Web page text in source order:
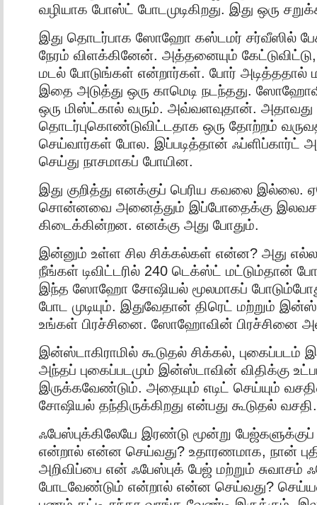
வழியாக போஸ்ட் போடமுடிகிறது. இது ஒரு
இது தொடர்பாக ஸோஹோ கஸ்டமர் சர்வீஸில்
நேரம் விளக்கினேன். அத்தனையும்
மடல் போடுங்கள் என்றார்கள். போர் அடித்ததால்
இதை அடுத்து ஒரு காமெடி நடந்தது.
ஒரு மிஸ்ட்கால் வரும். அவ்வளவுதான்.
தொடர்புகொண்டுவிட்டதாக ஒரு தோற்றம்
செய்வார்கள் போல. இப்படித்தான் ஃப்ளிப்கார்ட்
செய்து நாசமாகப் போயின.
இது குறித்து எனக்குப் பெரிய கவலை இல்லை.
சொன்னவை அனைத்தும் இப்போதைக்கு
கிடைக்கின்றன. எனக்கு அது போதும்.
இன்னும் உள்ள சில சிக்கல்கள் என்ன? அது
நீங்கள் டிவிட்டரில் 240 டெக்ஸ்ட் மட்டும்தான்
இந்த ஸோஹோ சோஷியல் மூலமாகப்
போட முடியும். இதுவேதான் திரெட் மற்றும்
உங்கள் பிரச்சினை. ஸோஹோவின் பிரச்சினை
இன்ஸ்டாகிராமில் கூடுதல் சிக்கல், புகைப்படம்
அந்தப் புகைப்படமும் இன்ஸ்டாவின் விதிக்கு
இருக்கவேண்டும். அதையும் எடிட் செய்யும்
சோஷியல் தந்திருக்கிறது என்பது கூடுதல் வசதி.
ஃபேஸ்புக்கிலேயே இரண்டு மூன்று
என்றால் என்ன செய்வது? உதாரணமாக, நான்
அறிவிப்பை என் ஃபேஸ்புக் பேஜ் மற்றும் சுவாசம்
போடவேண்டும் என்றால் என்ன செய்வது?